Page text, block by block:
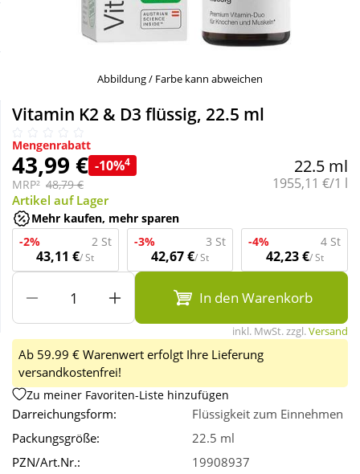
Täglich gut versorgt
Mutter & Kind
Nahrungsergänzung
Natur & Homöopathie
Sanitätshaus
Sport & Fitness
Tierbedarf
Wellness
Abbildung / Farbe kann abweichen
Vitamin K2 & D3 flüssig, 22.5 ml
Mengenrabatt
43,99 € -10%4
MRP² 48,79 €
22.5 ml
Grundpreis:
1955,11 €/1 l
Artikel auf Lager
Mehr kaufen, mehr sparen
-2%
2 St
43,11 €/ St
-3% 3 St
42,67 €/ St
-4% 4 St
42,23 €/ St
In den Warenkorb
inkl. MwSt. zzgl.Versand
Ab 59.99 € Warenwert erfolgt Ihre Lieferung
versandkostenfrei!
Zu meiner Favoriten-Liste hinzufügen
Darreichungsform:
Flüssigkeit zum Einnehmen
Packungsgröße:
22.5 ml
PZN/Art.Nr.:
19908937